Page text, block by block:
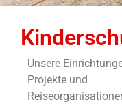
Unsere
Projekte und